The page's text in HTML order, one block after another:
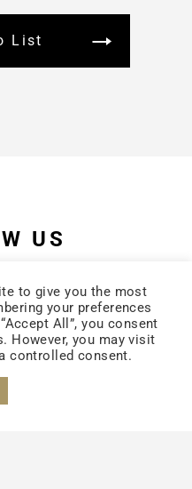
List
US
to give you the most
your preferences
All”, you consent
However, you may visit
controlled consent.